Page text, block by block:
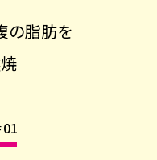
の脂肪を